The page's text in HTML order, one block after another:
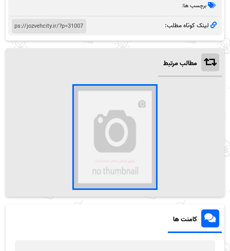
برچسب ها:
لینک کوتاه مطلب:
مطالب مرتبط
کامنت ها